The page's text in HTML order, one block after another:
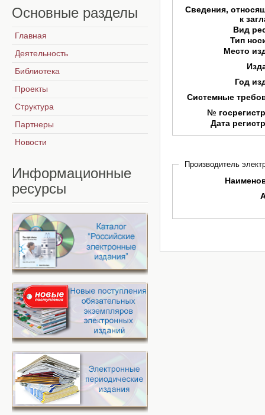
Сведения,
к
Вид
Тип
Место
Год
Системные
№
Дата
Производитель
Основные разделы
Главная
Деятельность
Библиотека
Проекты
Структура
Партнеры
Новости
Информационные
ресурсы